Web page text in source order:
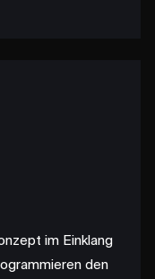
im Einklang
den